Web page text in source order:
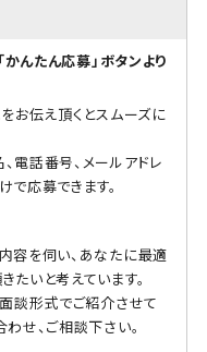
んたん応募」ボタンより
お伝え頂くとスムーズに
電話番号、メールアドレ
で応募できます。
容を伺い、あなたに最適
たいと考えています。
談形式でご紹介させて
せ、ご相談下さい。